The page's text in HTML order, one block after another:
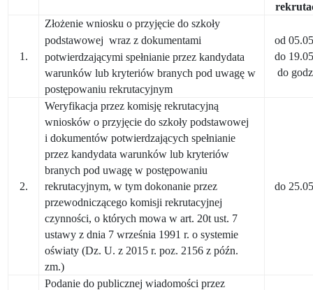
1.
Złożenie wniosku o przyjęcie do szkoły
podstawowej wraz z dokumentami
potwierdzającymi spełnianie przez kandydata
warunków lub kryteriów branych pod uwagę w
postępowaniu rekrutacyjnym
od
do
do
2.
Weryfikacja przez komisję rekrutacyjną
wniosków o przyjęcie do szkoły podstawowej
i dokumentów potwierdzających spełnianie
przez kandydata warunków lub kryteriów
branych pod uwagę w postępowaniu
rekrutacyjnym, w tym dokonanie przez
przewodniczącego komisji rekrutacyjnej
czynności, o których mowa w art. 20t ust. 7
ustawy z dnia 7 września 1991 r. o systemie
oświaty (Dz. U. z 2015 r. poz. 2156 z późn.
zm.)
do
Podanie do publicznej wiadomości przez